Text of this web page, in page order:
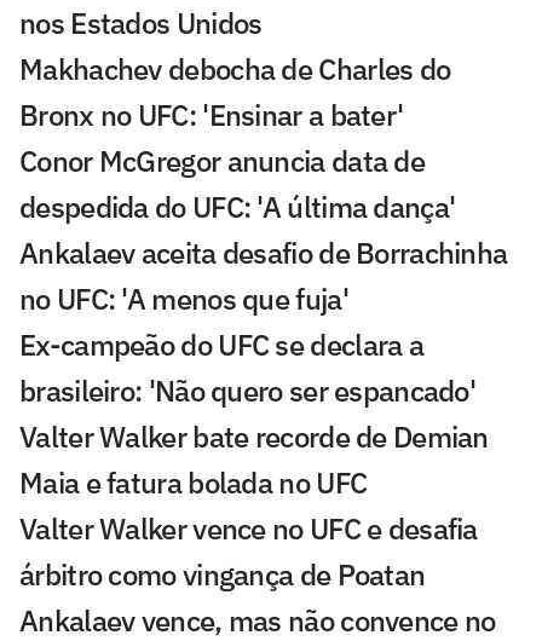
nos Estados Unidos
Makhachev debocha de Charles do
Bronx no UFC: 'Ensinar a bater'
Conor McGregor anuncia data de
despedida do UFC: 'A última dança'
Ankalaev aceita desafio de Borrachinha
no UFC: 'A menos que fuja'
Ex-campeão do UFC se declara a
brasileiro: 'Não quero ser espancado'
Valter Walker bate recorde de Demian
Maia e fatura bolada no UFC
Valter Walker vence no UFC e desafia
árbitro como vingança de Poatan
Ankalaev vence, mas não convence no